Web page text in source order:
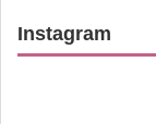
Instagram